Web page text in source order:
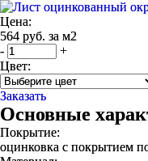
Цена:
564 руб. за м2
-
+
Цвет:
Заказать
Основные
Покрытие:
оцинковка с покрытием